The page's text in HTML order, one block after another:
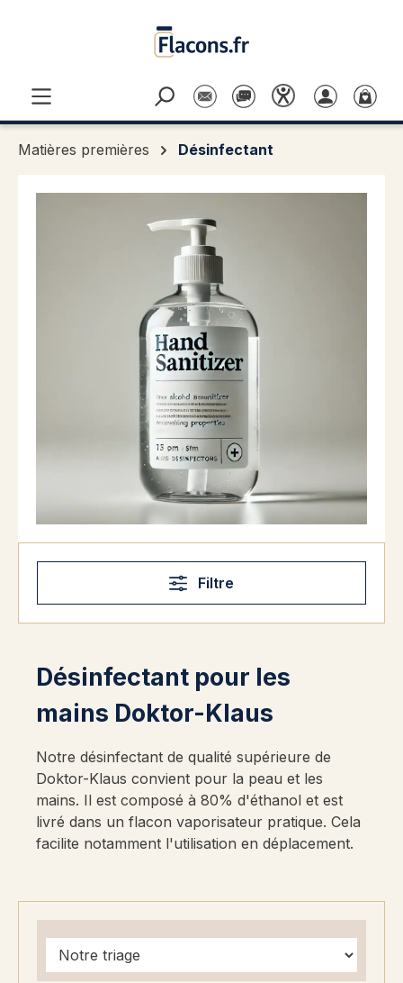
Matières premières Désinfectant
Filtre
Désinfectant pour les
mains Doktor-Klaus
Notre désinfectant de qualité supérieure de
Doktor-Klaus convient pour la peau et les
mains. Il est composé à 80% d'éthanol et est
livré dans un flacon vaporisateur pratique. Cela
facilite notamment l'utilisation en déplacement.